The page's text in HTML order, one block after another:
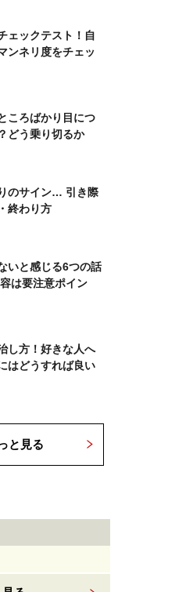
ェックテスト！自
ンネリ度をチェッ
ころばかり目につ
どう乗り切るか
のサイン… 引き際
終わり方
いと感じる6つの話
は要注意ポイン
し方！好きな人へ
はどうすれば良い
と見る